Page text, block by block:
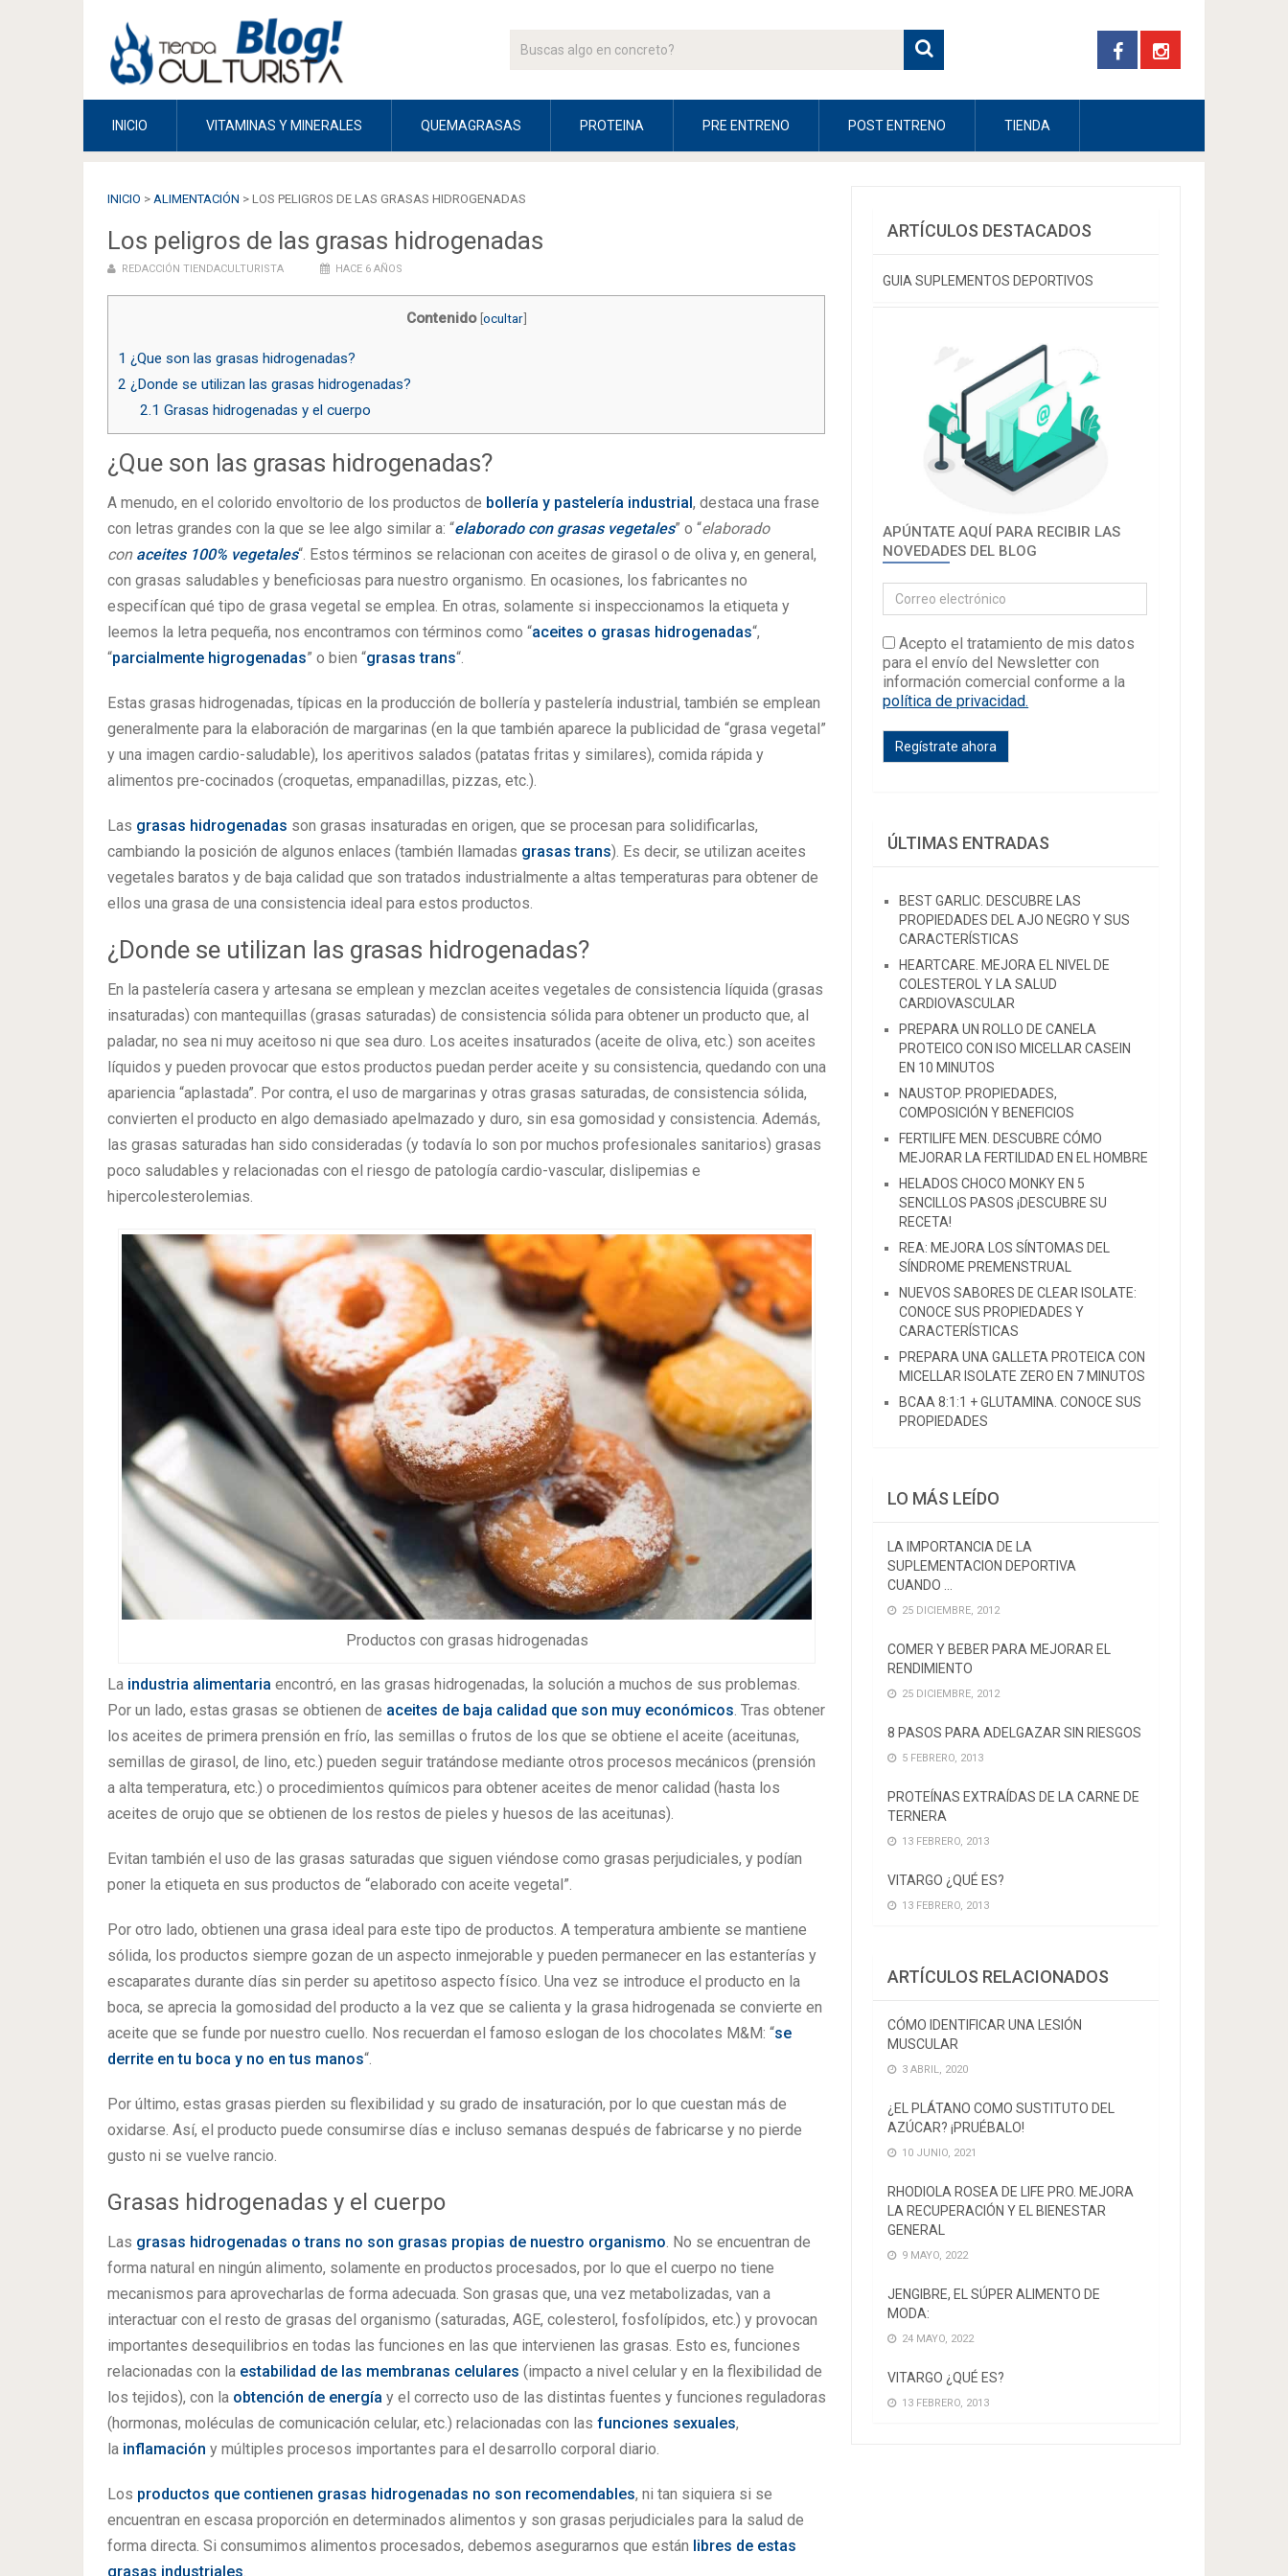
INICIO VITAMINAS Y MINERALES QUEMAGRASAS PROTEINA PRE ENTRENO POST ENTRENO TIENDA
INICIO > ALIMENTACIÓN > LOS PELIGROS DE LAS GRASAS HIDROGENADAS
Los peligros de las grasas hidrogenadas
REDACCIÓN TIENDACULTURISTA HACE 6 AÑOS
Contenido [ocultar]
1 ¿Que son las grasas hidrogenadas?
2 ¿Donde se utilizan las grasas hidrogenadas?
2.1 Grasas hidrogenadas y el cuerpo
¿Que son las grasas hidrogenadas?
A menudo, en el colorido envoltorio de los productos de bollería y pastelería industrial , destaca una frase
con letras grandes con la que se lee algo similar a: “elaborado con grasas vegetales” o “elaborado
con aceites 100% vegetales“. Estos términos se relacionan con aceites de girasol o de oliva y, en general,
con grasas saludables y beneficiosas para nuestro organismo. En ocasiones, los fabricantes no
especifícan qué tipo de grasa vegetal se emplea. En otras, solamente si inspeccionamos la etiqueta y
leemos la letra pequeña, nos encontramos con términos como “aceites o grasas hidrogenadas“,
“parcialmente higrogenadas” o bien “grasas trans“.
Estas grasas hidrogenadas, típicas en la producción de bollería y pastelería industrial, también se emplean
generalmente para la elaboración de margarinas (en la que también aparece la publicidad de “grasa vegetal”
y una imagen cardio-saludable), los aperitivos salados (patatas fritas y similares), comida rápida y
alimentos pre-cocinados (croquetas, empanadillas, pizzas, etc.).
Las grasas hidrogenadas son grasas insaturadas en origen, que se procesan para solidificarlas,
cambiando la posición de algunos enlaces (también llamadas grasas trans). Es decir, se utilizan aceites
vegetales baratos y de baja calidad que son tratados industrialmente a altas temperaturas para obtener de
ellos una grasa de una consistencia ideal para estos productos.
¿Donde se utilizan las grasas hidrogenadas?
En la pastelería casera y artesana se emplean y mezclan aceites vegetales de consistencia líquida (grasas
insaturadas) con mantequillas (grasas saturadas) de consistencia sólida para obtener un producto que, al
paladar, no sea ni muy aceitoso ni que sea duro. Los aceites insaturados (aceite de oliva, etc.) son aceites
líquidos y pueden provocar que estos productos puedan perder aceite y su consistencia, quedando con una
apariencia “aplastada”. Por contra, el uso de margarinas y otras grasas saturadas, de consistencia sólida,
convierten el producto en algo demasiado apelmazado y duro, sin esa gomosidad y consistencia. Además,
las grasas saturadas han sido consideradas (y todavía lo son por muchos profesionales sanitarios) grasas
poco saludables y relacionadas con el riesgo de patología cardio-vascular, dislipemias e
hipercolesterolemias.
Productos con grasas hidrogenadas
La industria alimentaria encontró, en las grasas hidrogenadas, la solución a muchos de sus problemas.
Por un lado, estas grasas se obtienen de aceites de baja calidad que son muy económicos . Tras obtener
los aceites de primera prensión en frío, las semillas o frutos de los que se obtiene el aceite (aceitunas,
semillas de girasol, de lino, etc.) pueden seguir tratándose mediante otros procesos mecánicos (prensión
a alta temperatura, etc.) o procedimientos químicos para obtener aceites de menor calidad (hasta los
aceites de orujo que se obtienen de los restos de pieles y huesos de las aceitunas).
Evitan también el uso de las grasas saturadas que siguen viéndose como grasas perjudiciales, y podían
poner la etiqueta en sus productos de “elaborado con aceite vegetal”.
Por otro lado, obtienen una grasa ideal para este tipo de productos. A temperatura ambiente se mantiene
sólida, los productos siempre gozan de un aspecto inmejorable y pueden permanecer en las estanterías y
escaparates durante días sin perder su apetitoso aspecto físico. Una vez se introduce el producto en la
boca, se aprecia la gomosidad del producto a la vez que se calienta y la grasa hidrogenada se convierte en
aceite que se funde por nuestro cuello. Nos recuerdan el famoso eslogan de los chocolates M&M: “se
derrite en tu boca y no en tus manos“.
Por último, estas grasas pierden su flexibilidad y su grado de insaturación, por lo que cuestan más de
oxidarse. Así, el producto puede consumirse días e incluso semanas después de fabricarse y no pierde
gusto ni se vuelve rancio.
Grasas hidrogenadas y el cuerpo
Las grasas hidrogenadas o trans no son grasas propias de nuestro organismo . No se encuentran de
forma natural en ningún alimento, solamente en productos procesados, por lo que el cuerpo no tiene
mecanismos para aprovecharlas de forma adecuada. Son grasas que, una vez metabolizadas, van a
interactuar con el resto de grasas del organismo (saturadas, AGE, colesterol, fosfolípidos, etc.) y provocan
importantes desequilibrios en todas las funciones en las que intervienen las grasas. Esto es, funciones
relacionadas con la estabilidad de las membranas celulares (impacto a nivel celular y en la flexibilidad de
los tejidos), con la obtención de energía y el correcto uso de las distintas fuentes y funciones reguladoras
(hormonas, moléculas de comunicación celular, etc.) relacionadas con las funciones sexuales,
la inflamación y múltiples procesos importantes para el desarrollo corporal diario.
Los productos que contienen grasas hidrogenadas no son recomendables, ni tan siquiera si se
encuentran en escasa proporción en determinados alimentos y son grasas perjudiciales para la salud de
forma directa. Si consumimos alimentos procesados, debemos asegurarnos que están libres de estas
grasas industriales
ARTÍCULOS DESTACADOS
GUIA SUPLEMENTOS DEPORTIVOS
APÚNTATE AQUÍ PARA RECIBIR LAS
NOVEDADES DEL BLOG
Acepto el tratamiento de mis datos
para el envío del Newsletter con
información comercial conforme a la
política de privacidad.
ÚLTIMAS ENTRADAS
BEST GARLIC. DESCUBRE LAS
PROPIEDADES DEL AJO NEGRO Y SUS
CARACTERÍSTICAS
HEARTCARE. MEJORA EL NIVEL DE
COLESTEROL Y LA SALUD
CARDIOVASCULAR
PREPARA UN ROLLO DE CANELA
PROTEICO CON ISO MICELLAR CASEIN
EN 10 MINUTOS
NAUSTOP. PROPIEDADES,
COMPOSICIÓN Y BENEFICIOS
FERTILIFE MEN. DESCUBRE CÓMO
MEJORAR LA FERTILIDAD EN EL HOMBRE
HELADOS CHOCO MONKY EN 5
SENCILLOS PASOS ¡DESCUBRE SU
RECETA!
REA: MEJORA LOS SÍNTOMAS DEL
SÍNDROME PREMENSTRUAL
NUEVOS SABORES DE CLEAR ISOLATE:
CONOCE SUS PROPIEDADES Y
CARACTERÍSTICAS
PREPARA UNA GALLETA PROTEICA CON
MICELLAR ISOLATE ZERO EN 7 MINUTOS
BCAA 8:1:1 + GLUTAMINA. CONOCE SUS
PROPIEDADES
LO MÁS LEÍDO
LA IMPORTANCIA DE LA
SUPLEMENTACION DEPORTIVA
CUANDO …
25 DICIEMBRE, 2012
COMER Y BEBER PARA MEJORAR EL
RENDIMIENTO
25 DICIEMBRE, 2012
8 PASOS PARA ADELGAZAR SIN RIESGOS
5 FEBRERO, 2013
PROTEÍNAS EXTRAÍDAS DE LA CARNE DE
TERNERA
13 FEBRERO, 2013
VITARGO ¿QUÉ ES?
13 FEBRERO, 2013
ARTÍCULOS RELACIONADOS
CÓMO IDENTIFICAR UNA LESIÓN
MUSCULAR
3 ABRIL, 2020
¿EL PLÁTANO COMO SUSTITUTO DEL
AZÚCAR? ¡PRUÉBALO!
10 JUNIO, 2021
RHODIOLA ROSEA DE LIFE PRO. MEJORA
LA RECUPERACIÓN Y EL BIENESTAR
GENERAL
9 MAYO, 2022
JENGIBRE, EL SÚPER ALIMENTO DE
MODA:
24 MAYO, 2022
VITARGO ¿QUÉ ES?
13 FEBRERO, 2013
TIENDA